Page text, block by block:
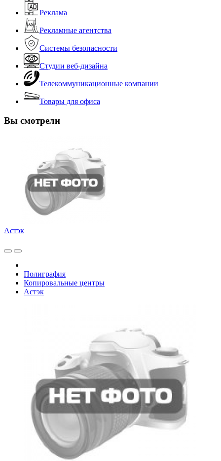
Реклама
Рекламные агентства
Системы безопасности
Студии веб-дизайна
Телекоммуникационные компании
Товары для офиса
Вы смотрели
Астэк
Полиграфия
Копировальные центры
Астэк